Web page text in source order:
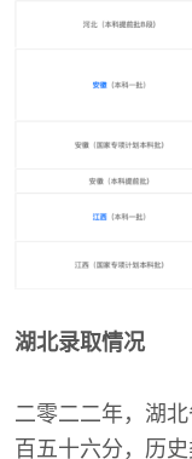
湖北录取情况
二零二二年，湖
百五十六分，历